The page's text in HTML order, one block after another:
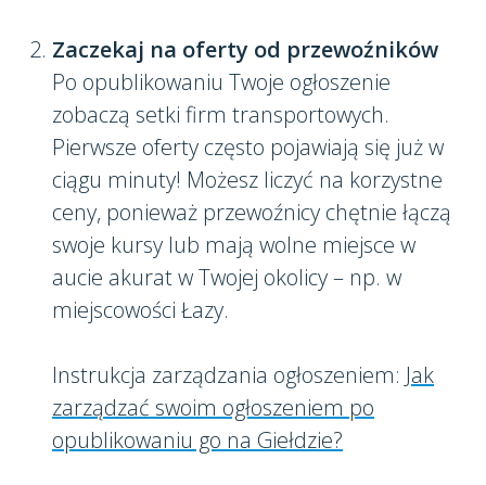
Zaczekaj na oferty od przewoźników
Po opublikowaniu Twoje ogłoszenie
zobaczą setki firm transportowych.
Pierwsze oferty często pojawiają się już w
ciągu minuty! Możesz liczyć na korzystne
ceny, ponieważ przewoźnicy chętnie łączą
swoje kursy lub mają wolne miejsce w
aucie akurat w Twojej okolicy – np. w
miejscowości Łazy.
Instrukcja zarządzania ogłoszeniem: Jak
zarządzać swoim ogłoszeniem po
opublikowaniu go na Giełdzie?